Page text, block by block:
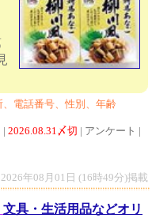
ださい。
電話番号、性別、年齢
| 2026.08.31〆切 | アンケート |
2026年08月01日 (16時49分)掲載
文具・生活用品などオリ